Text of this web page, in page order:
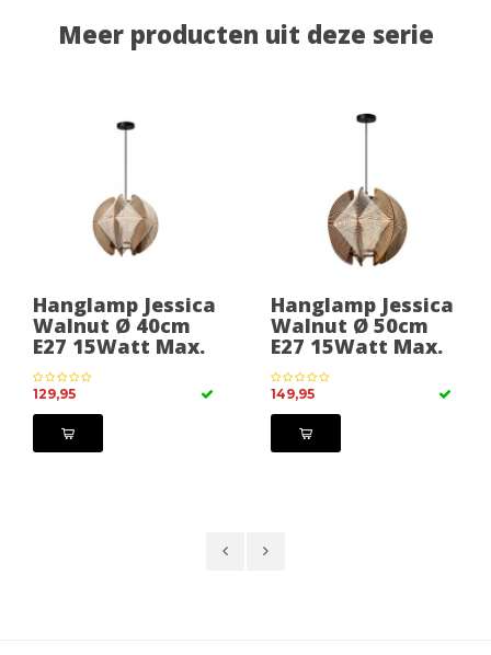
Meer producten uit deze serie
Hanglamp Jessica
Walnut Ø 40cm
E27 15Watt Max.
129,95
Hanglamp Jessica
Walnut Ø 50cm
E27 15Watt Max.
149,95